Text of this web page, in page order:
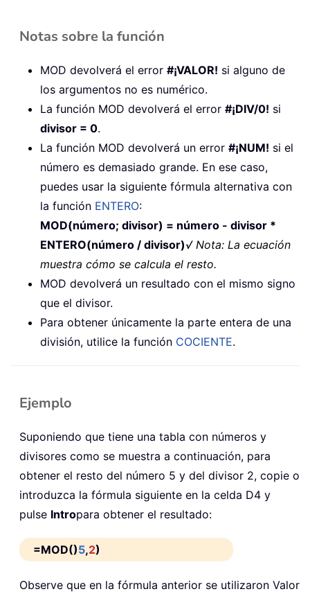
Notas sobre la función
MOD devolverá el error #¡VALOR! si alguno de
los argumentos no es numérico.
La función MOD devolverá el error #¡DIV/0! si
divisor = 0.
La función MOD devolverá un error #¡NUM! si el
número es demasiado grande. En ese caso,
puedes usar la siguiente fórmula alternativa con
la función ENTERO:
MOD(número; divisor) = número - divisor *
ENTERO(número / divisor)√ Nota: La ecuación
muestra cómo se calcula el resto.
MOD devolverá un resultado con el mismo signo
que el divisor.
Para obtener únicamente la parte entera de una
división, utilice la función COCIENTE.
Ejemplo
Suponiendo que tiene una tabla con números y
divisores como se muestra a continuación, para
obtener el resto del número 5 y del divisor 2, copie o
introduzca la fórmula siguiente en la celda D4 y
pulse Intropara obtener el resultado:
=MOD()5,2)
Observe que en la fórmula anterior se utilizaron Valor